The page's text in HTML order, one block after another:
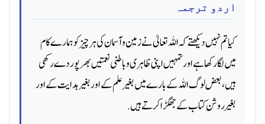
اردو ترجمہ
کیا تم نہیں دیکھتے کہ اللہ تعالیٰ نے زمین وآسمان کی ہر چیز کو ہمارے کام
میں لگا رکھا ہے اور تمہیں اپنی ظاہری وباطنی نعمتیں بھرپور دے رکھی
ہیں، بعض لوگ اللہ کے بارے میں بغیر علم کے اور بغیر ہدایت کے اور
بغیر روشن کتاب کے جھگڑا کرتے ہیں.